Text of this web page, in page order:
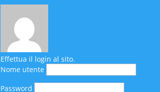
Effettua il login al sito.
Nome utente
Password